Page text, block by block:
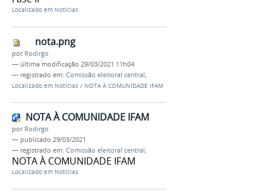
Localizado em Notícias
nota.png
por Rodirgo
— última modificação 29/03/2021 11h04
— registrado em: Comissão eleitoral central,
Localizado em Notícias / NOTA À COMUNIDADE IFAM
NOTA À COMUNIDADE IFAM
por Rodirgo
— publicado 29/03/2021
— registrado em: Comissão eleitoral central,
NOTA À COMUNIDADE IFAM
Localizado em Notícias